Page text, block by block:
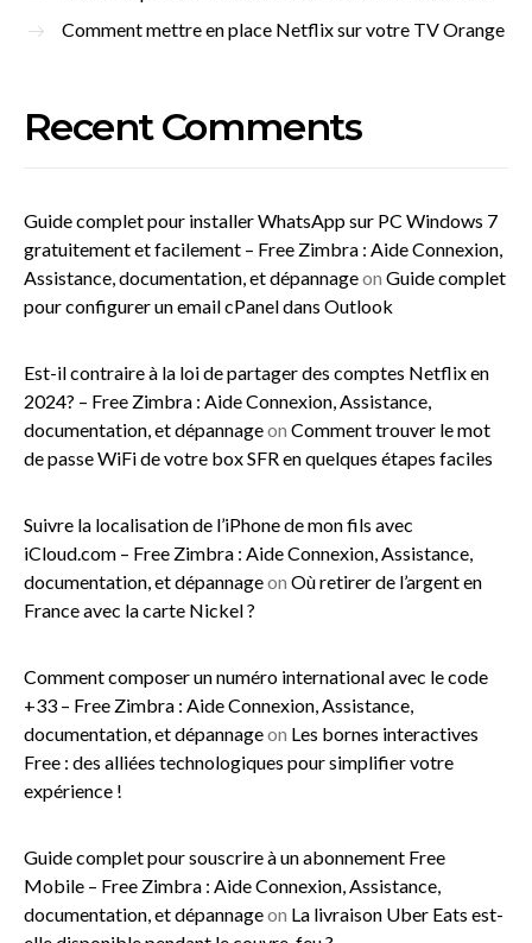
Comment mettre en place Netflix sur votre TV Orange
Recent Comments
Guide complet pour installer WhatsApp sur PC Windows 7
gratuitement et facilement – Free Zimbra : Aide Connexion,
Assistance, documentation, et dépannageon Guide complet
pour configurer un email cPanel dans Outlook
Est-il contraire à la loi de partager des comptes Netflix en
2024? – Free Zimbra : Aide Connexion, Assistance,
documentation, et dépannageon Comment trouver le mot
de passe WiFi de votre box SFR en quelques étapes faciles
Suivre la localisation de l’iPhone de mon fils avec
iCloud.com – Free Zimbra : Aide Connexion, Assistance,
documentation, et dépannageon Où retirer de l’argent en
France avec la carte Nickel ?
Comment composer un numéro international avec le code
+33 – Free Zimbra : Aide Connexion, Assistance,
documentation, et dépannageon Les bornes interactives
Free : des alliées technologiques pour simplifier votre
expérience !
Guide complet pour souscrire à un abonnement Free
Mobile – Free Zimbra : Aide Connexion, Assistance,
documentation, et dépannageon La livraison Uber Eats est-